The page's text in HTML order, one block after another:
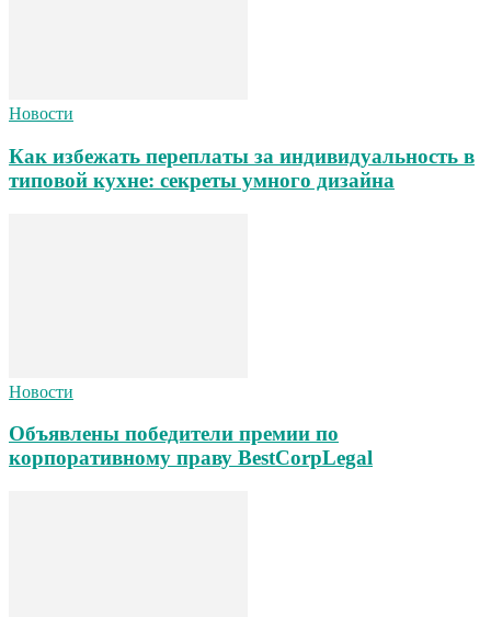
Новости
Как избежать переплаты за индивидуальность в
типовой кухне: секреты умного дизайна
Новости
Объявлены победители премии по
корпоративному праву BestCorpLegal